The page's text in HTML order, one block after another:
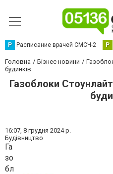
Р Расписание врачей СМСЧ-2 Р
Головна Бізнес новини
будинків
Газоблоки
16:07, 8 грудня 2024 р.
Будівництво
Га
зо
бл